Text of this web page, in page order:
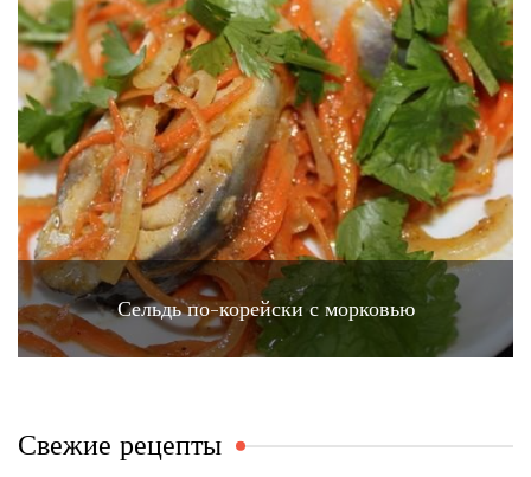
Сельдь по-корейски с морковью
Свежие рецепты